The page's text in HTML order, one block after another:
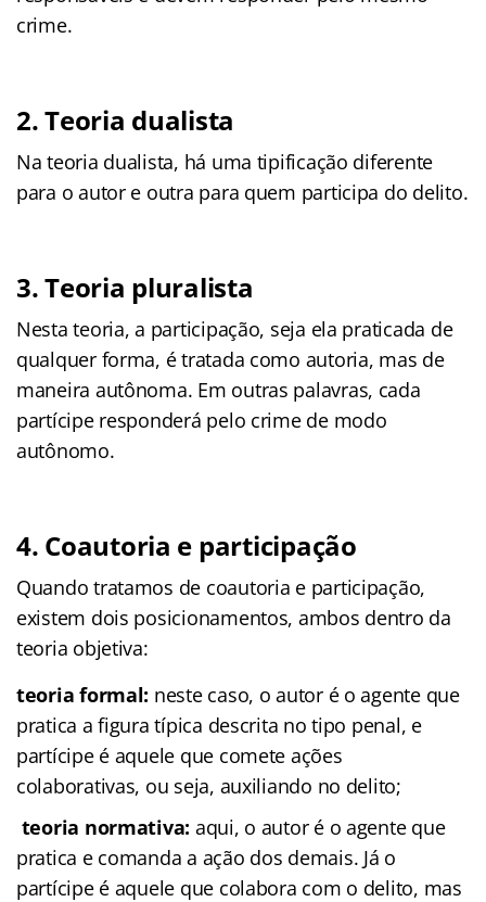
crime.
2. Teoria dualista
Na teoria dualista, há uma tipificação diferente
para o autor e outra para quem participa do delito.
3. Teoria pluralista
Nesta teoria, a participação, seja ela praticada de
qualquer forma, é tratada como autoria, mas de
maneira autônoma. Em outras palavras, cada
partícipe responderá pelo crime de modo
autônomo.
4. Coautoria e participação
Quando tratamos de coautoria e participação,
existem dois posicionamentos, ambos dentro da
teoria objetiva:
teoria formal: neste caso, o autor é o agente que
pratica a figura típica descrita no tipo penal, e
partícipe é aquele que comete ações
colaborativas, ou seja, auxiliando no delito;
teoria normativa: aqui, o autor é o agente que
pratica e comanda a ação dos demais. Já o
partícipe é aquele que colabora com o delito, mas